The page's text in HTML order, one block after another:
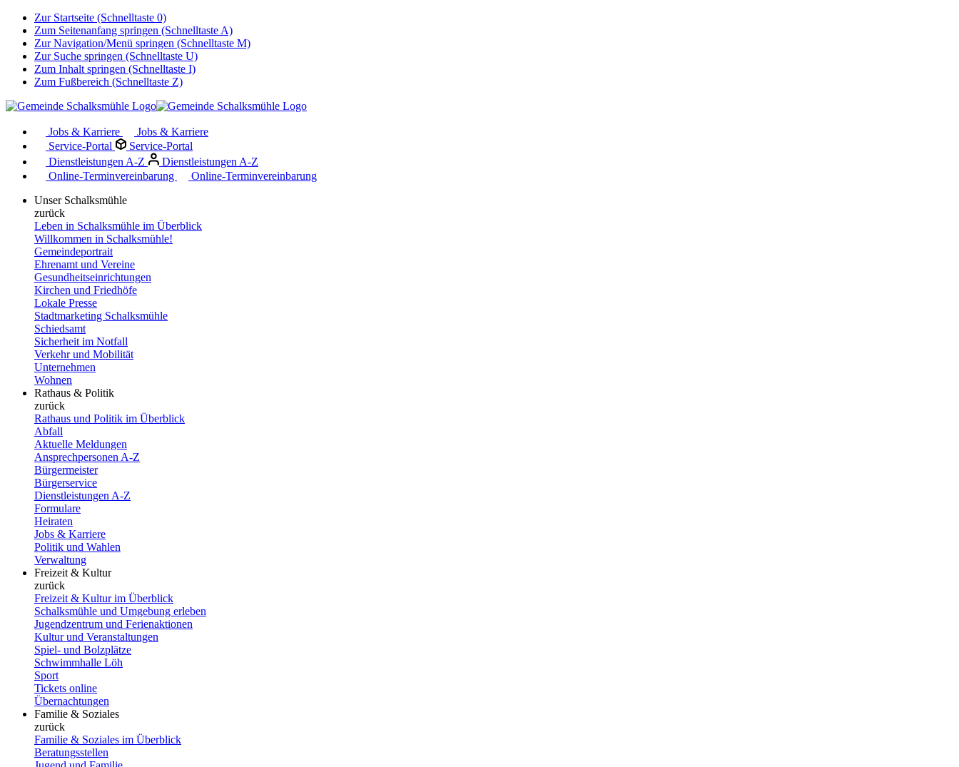
Zur Startseite (Schnelltaste 0)
Zum Seitenanfang springen (Schnelltaste A)
Zur Navigation/Menü springen (Schnelltaste M)
Zur Suche springen (Schnelltaste U)
Zum Inhalt springen (Schnelltaste I)
Zum Fußbereich (Schnelltaste Z)
Jobs & Karriere
Jobs & Karriere
Service-Portal
Service-Portal
Dienstleistungen A-Z
Dienstleistungen A-Z
Online-Terminvereinbarung
Online-Terminvereinbarung
Unser Schalksmühle
zurück
Leben in Schalksmühle im Überblick
Willkommen in Schalksmühle!
Gemeindeportrait
Ehrenamt und Vereine
Gesundheitseinrichtungen
Kirchen und Friedhöfe
Lokale Presse
Stadtmarketing Schalksmühle
Schiedsamt
Sicherheit im Notfall
Verkehr und Mobilität
Unternehmen
Wohnen
Rathaus & Politik
zurück
Rathaus und Politik im Überblick
Abfall
Aktuelle Meldungen
Ansprechpersonen A-Z
Bürgermeister
Bürgerservice
Dienstleistungen A-Z
Formulare
Heiraten
Jobs & Karriere
Politik und Wahlen
Verwaltung
Freizeit & Kultur
zurück
Freizeit & Kultur im Überblick
Schalksmühle und Umgebung erleben
Jugendzentrum und Ferienaktionen
Kultur und Veranstaltungen
Spiel- und Bolzplätze
Schwimmhalle Löh
Sport
Tickets online
Übernachtungen
Familie & Soziales
zurück
Familie & Soziales im Überblick
Beratungsstellen